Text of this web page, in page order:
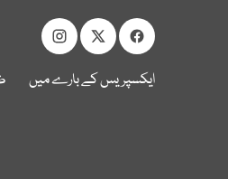
ایکسپریس کے بارے میں